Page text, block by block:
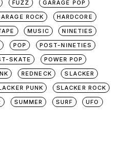
FUZZ
GARAGE POP
ROCK
HARDCORE
MUSIC
NINETIES
POP
POST-NINETIES
SKATE
POWER POP
REDNECK
SLACKER
PUNK
SLACKER ROCK
SUMMER SURF UFO